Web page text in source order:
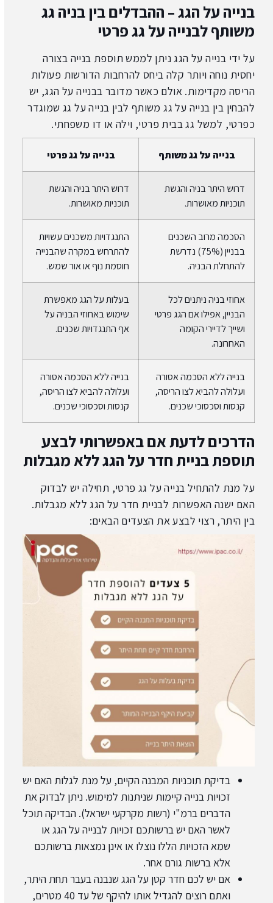
בנייה על הגג – ההבדלים בין בניה גג
משותף לבנייה על גג פרטי
על ידי בנייה על הגגניתן לממש תוספת בנייה בצורה
יחסית נוחה ויותר קלה ביחס להרחבות הדורשות פעולות
הריסה מקדימות. אולם כאשר מדובר בבנייה על הגג, יש
להבחין בין בנייה על גג משותף לבין בנייה על גג שמוגדר
כפרטי, למשל גג בבית פרטי, וילה או דו משפחתי.
בנייה על גג משותף בנייה על גג פרטי
דרוש היתר בניה והגשת
תוכניות מאושרות.
דרוש היתר בניה והגשת
תוכניות מאושרות.
הסכמה מרוב השכנים
בבניין (75%) נדרשת
להתחלת הבניה.
התנגדויות משכנים עשויות
להתרחש במקרה שהבנייה
חוסמת נוף או אור שמש.
אחוזי בניה ניתנים לכל
הבניין, אפילו אם הגג פרטי
ושייך לדיירי הקומה
האחרונה.
בעלות על הגג מאפשרת
שימוש באחוזי הבניה על
אף התנגדויות שכנים.
בנייה ללא הסכמה אסורה
ועלולה להביא לצו הריסה,
קנסות וסכסוכי שכנים.
בנייה ללא הסכמה אסורה
ועלולה להביא לצו הריסה,
קנסות וסכסוכי שכנים.
הדרכים לדעת אם באפשרותי לבצע
תוספת בניית חדר על הגג ללא מגבלות
על מנת להתחיל בנייה על גג פרטי, תחילה יש לבדוק
האם ישנה האפשרות לבניית חדר על הגג ללא מגבלות.
בין היתר, רצוי לבצע את הצעדים הבאים:
בדיקת תוכניות המבנה הקיים, על מנת לגלות האם יש
זכויות בנייה קיימות שניתנות למימוש. ניתן לבדוק את
הדברים ברמ"י (רשות מקרקעי ישראל). הבדיקה תוכל
לאשר האם יש ברשותכם זכויות לבנייה על הגג או
שמא הזכויות הללו נוצלו או אינן נמצאות ברשותכם
אלא ברשות גורם אחר.
אם יש לכם חדר קטן על הגג שנבנה בעבר תחת היתר,
ואתם רוצים להגדיל אותו להיקף של עד 40 מטרים,